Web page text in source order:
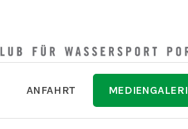
ANFAHRT